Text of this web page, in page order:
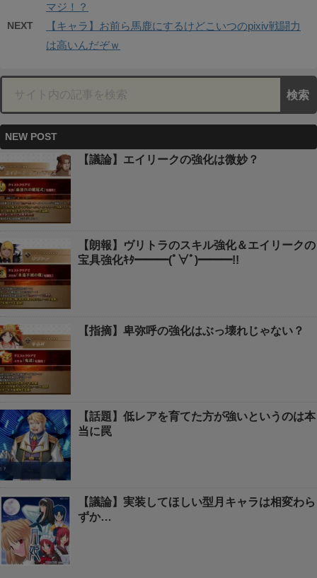
マジ！？
NEXT
【キャラ】お前ら馬鹿にするけどこいつのpixiv戦闘力
は高いんだぞｗ
NEW POST
【議論】エイリークの強化は微妙？
【朗報】ヴリトラのスキル強化＆エイリークの
宝具強化ｷﾀ━━━(ﾟ∀ﾟ)━━━!!
【指摘】卑弥呼の強化はぶっ壊れじゃない？
【話題】低レアを育てた方が強いというのは本
当に罠
【議論】実装してほしい型月キャラは相変わら
ずか…